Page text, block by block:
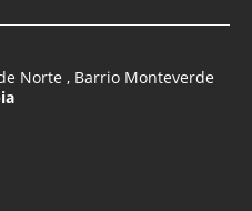
Norte , Barrio Monteverde